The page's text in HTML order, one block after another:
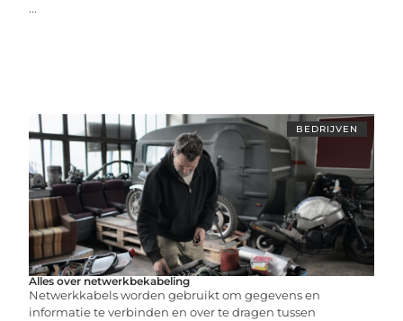
...
BEDRIJVEN
Alles over netwerkbekabeling
Netwerkkabels worden gebruikt om gegevens en
informatie te verbinden en over te dragen tussen